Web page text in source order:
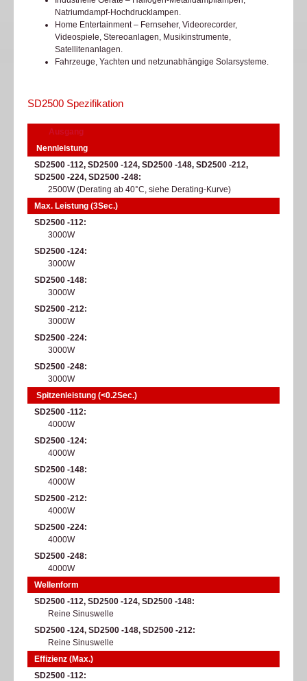
Natriumdampf-Hochdrucklampen.
Home Entertainment – Fernseher, Videorecorder,
Videospiele, Stereoanlagen, Musikinstrumente,
Satellitenanlagen.
Fahrzeuge, Yachten und netzunabhängige Solarsysteme.
SD2500 Spezifikation
Ausgang
Nennleistung
SD2500 -112, SD2500 -124, SD2500 -148, SD2500 -212,
SD2500 -224, SD2500 -248
2500W (Derating ab 40°C, siehe Derating-Kurve)​
Max. Leistung (3Sec.)
SD2500 -112
3000W
SD2500 -124
3000W
SD2500 -148
3000W
SD2500 -212
3000W
SD2500 -224
3000W
SD2500 -248
3000W
Spitzenleistung (<0.2Sec.)
SD2500 -112
4000W
SD2500 -124
4000W
SD2500 -148
4000W
SD2500 -212
4000W
SD2500 -224
4000W
SD2500 -248
4000W
Wellenform
SD2500 -112, SD2500 -124, SD2500 -148
Reine Sinuswelle
SD2500 -124, SD2500 -148, SD2500 -212
Reine Sinuswelle
Effizienz (Max.)
SD2500 -112